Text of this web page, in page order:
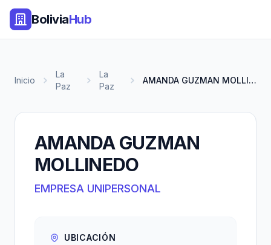
BoliviaHub
Inicio
La
Paz
La
Paz
AMANDA GUZMAN MOLLINEDO
AMANDA GUZMAN
MOLLINEDO
EMPRESA UNIPERSONAL
UBICACIÓN